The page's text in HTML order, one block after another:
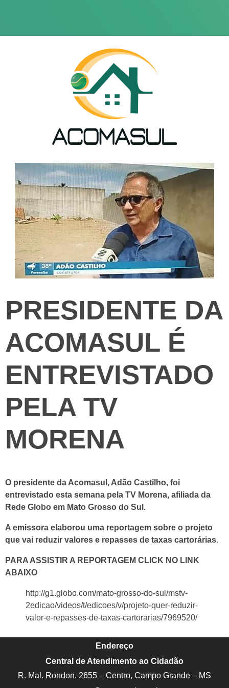
PRESIDENTE DA
ACOMASUL É
ENTREVISTADO
PELA TV
MORENA
O presidente da Acomasul, Adão Castilho, foi
entrevistado esta semana pela TV Morena, afiliada da
Rede Globo em Mato Grosso do Sul.
A emissora elaborou uma reportagem sobre o projeto
que vai reduzir valores e repasses de taxas cartorárias.
PARA ASSISTIR A REPORTAGEM CLICK NO LINK
ABAIXO
http://g1.globo.com/mato-grosso-do-sul/mstv-
2edicao/videos/t/edicoes/v/projeto-quer-reduzir-
valor-e-repasses-de-taxas-cartorarias/7969520/
Endereço
Central de Atendimento ao Cidadão
R. Mal. Rondon, 2655 – Centro, Campo Grande – MS